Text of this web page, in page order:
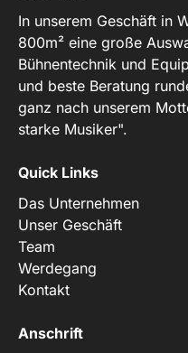
In unserem Geschäft in
800m² eine große
Bühnentechnik und
und beste Beratung
ganz nach unserem
starke Musiker".
Quick Links
Das Unternehmen
Unser Geschäft
Team
Werdegang
Kontakt
Anschrift